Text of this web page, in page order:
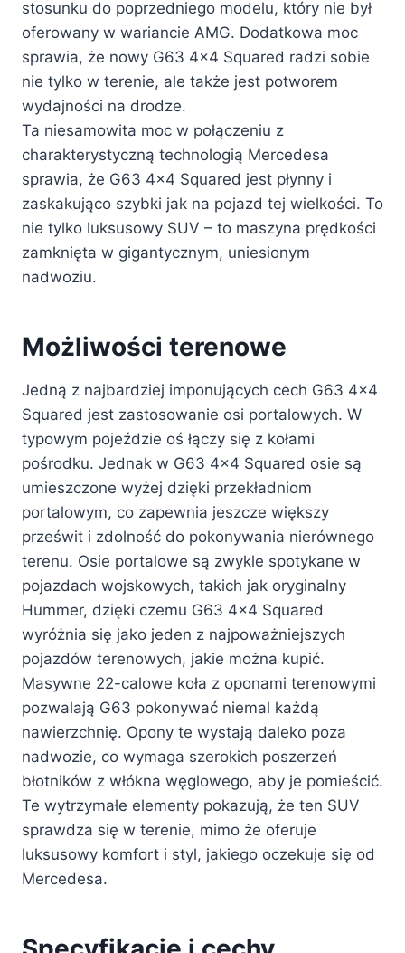
stosunku do poprzedniego modelu, który nie był
oferowany w wariancie AMG. Dodatkowa moc
sprawia, że ​​nowy G63 4×4 Squared radzi sobie
nie tylko w terenie, ale także jest potworem
wydajności na drodze.
Ta niesamowita moc w połączeniu z
charakterystyczną technologią Mercedesa
sprawia, że ​​G63 4×4 Squared jest płynny i
zaskakująco szybki jak na pojazd tej wielkości. To
nie tylko luksusowy SUV – to maszyna prędkości
zamknięta w gigantycznym, uniesionym
nadwoziu.
Możliwości terenowe
Jedną z najbardziej imponujących cech G63 4×4
Squared jest zastosowanie osi portalowych. W
typowym pojeździe oś łączy się z kołami
pośrodku. Jednak w G63 4×4 Squared osie są
umieszczone wyżej dzięki przekładniom
portalowym, co zapewnia jeszcze większy
prześwit i zdolność do pokonywania nierównego
terenu. Osie portalowe są zwykle spotykane w
pojazdach wojskowych, takich jak oryginalny
Hummer, dzięki czemu G63 4×4 Squared
wyróżnia się jako jeden z najpoważniejszych
pojazdów terenowych, jakie można kupić.
Masywne 22-calowe koła z oponami terenowymi
pozwalają G63 pokonywać niemal każdą
nawierzchnię. Opony te wystają daleko poza
nadwozie, co wymaga szerokich poszerzeń
błotników z włókna węglowego, aby je pomieścić.
Te wytrzymałe elementy pokazują, że ten SUV
sprawdza się w terenie, mimo że oferuje
luksusowy komfort i styl, jakiego oczekuje się od
Mercedesa.